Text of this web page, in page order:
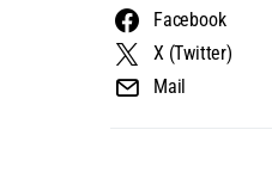
Facebook
X (Twitter)
Mail